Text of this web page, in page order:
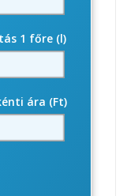
1 főre (l)
ára (Ft)